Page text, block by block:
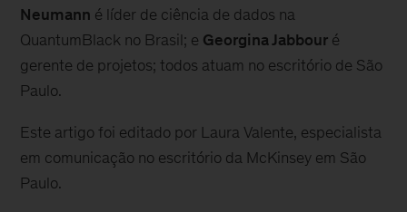
Neumann é líder de ciência de dados na
QuantumBlack no Brasil; e Georgina Jabbour é
gerente de projetos; todos atuam no escritório de São
Paulo.
Este artigo foi editado por Laura Valente, especialista
em comunicação no escritório da McKinsey em São
Paulo.